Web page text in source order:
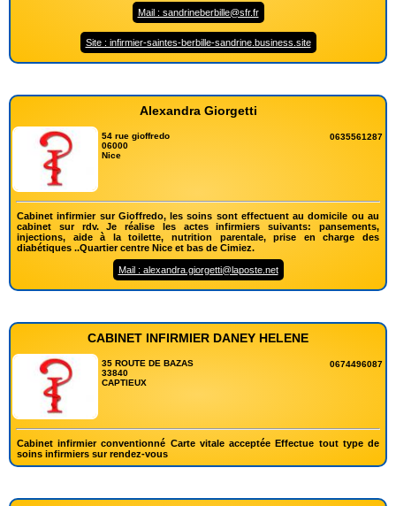
Mail : sandrineberbille@sfr.fr
Site : infirmier-saintes-berbille-sandrine.business.site
Alexandra Giorgetti
54 rue gioffredo
06000
Nice
0635561287
Cabinet infirmier sur Gioffredo, les soins sont effectuent au domicile ou au
cabinet sur rdv. Je réalise les actes infirmiers suivants: pansements,
injections, aide à la toilette, nutrition parentale, prise en charge des
diabétiques ..Quartier centre Nice et bas de Cimiez.
Mail : alexandra.giorgetti@laposte.net
CABINET INFIRMIER DANEY HELENE
35 ROUTE DE BAZAS
33840
CAPTIEUX
0674496087
Cabinet infirmier conventionné Carte vitale acceptée Effectue tout type de
soins infirmiers sur rendez-vous